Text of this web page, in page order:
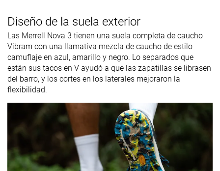
Diseño de la suela exterior
Las Merrell Nova 3 tienen una suela completa de caucho
Vibram con una llamativa mezcla de caucho de estilo
camuflaje en azul, amarillo y negro. Lo separados que
están sus tacos en V ayudó a que las zapatillas se librasen
del barro, y los cortes en los laterales mejoraron la
flexibilidad.